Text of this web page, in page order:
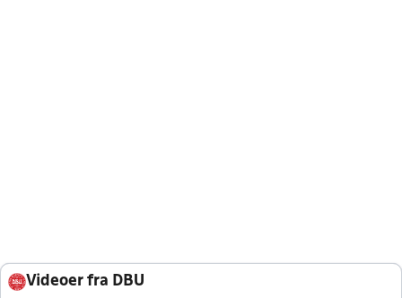
Videoer fra DBU